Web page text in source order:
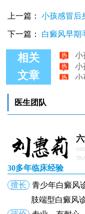
上一篇： 小孩感冒后
下一篇： 白癜风早期
相关
文章
小
小
小
小
医生团队
30多年临床经验
擅长
青少年白癜风
肢端型白癜风